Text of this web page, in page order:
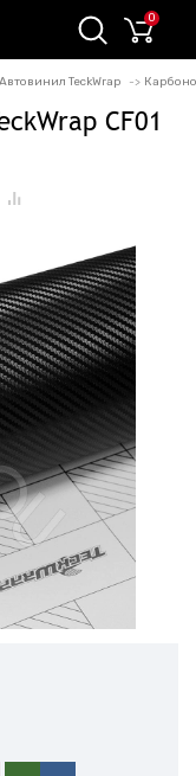
0
Автовинил TeckWrap
CF01